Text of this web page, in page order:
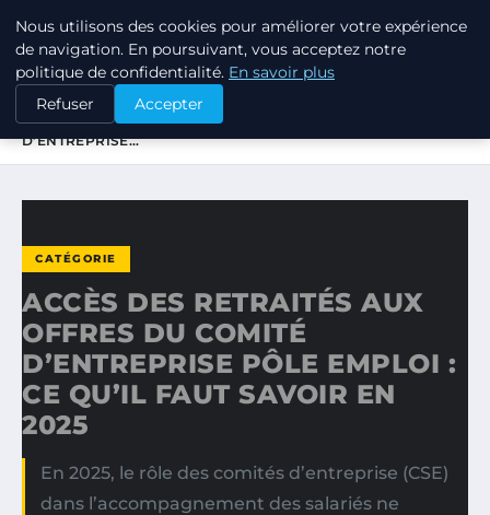
TUEZ-LES TOUS
ACCUEIL
CATÉGORIE
ACCÈS DES RETRAITÉS AUX OFFRES DU COMITÉ
D’ENTREPRISE…
CATÉGORIE
ACCÈS DES RETRAITÉS AUX
OFFRES DU COMITÉ
D’ENTREPRISE PÔLE EMPLOI :
CE QU’IL FAUT SAVOIR EN
2025
En 2025, le rôle des comités d’entreprise (CSE)
dans l’accompagnement des salariés ne
Nous utilisons des cookies pour améliorer votre expérience
de navigation. En poursuivant, vous acceptez notre
politique de confidentialité. En savoir plus
Refuser
Accepter